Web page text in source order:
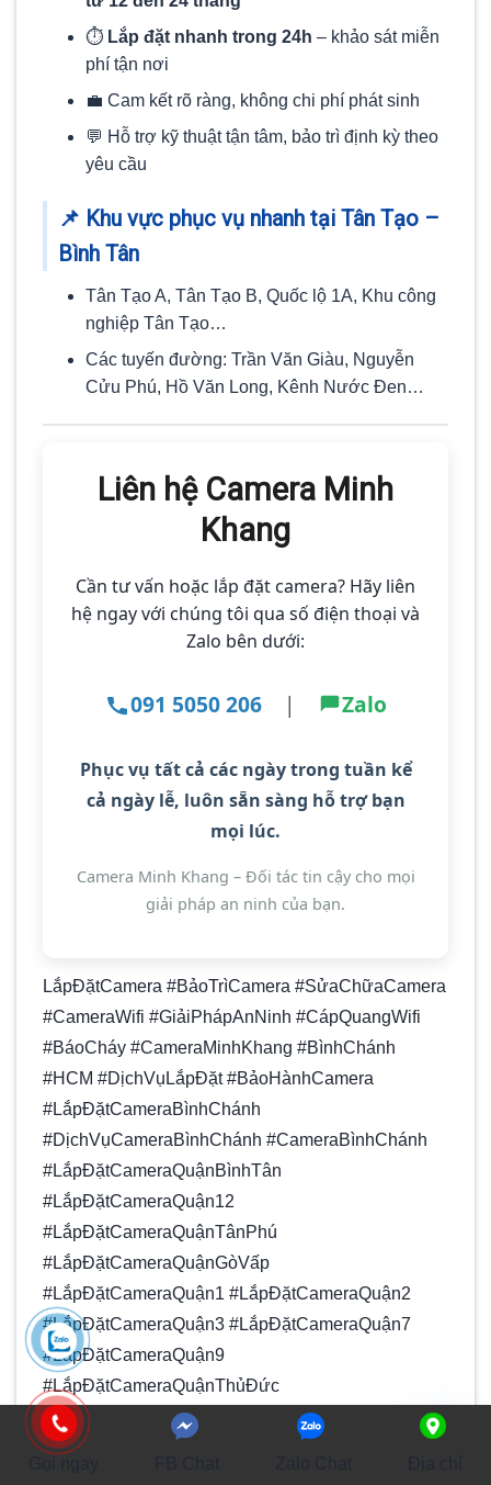
GỌI
⏱️ Lắp đặt nhanh trong 24h – khảo sát miễn
phí tận nơi
💼 Cam kết rõ ràng, không chi phí phát sinh
💬 Hỗ trợ kỹ thuật tận tâm, bảo trì định kỳ theo
yêu cầu
📌 Khu vực phục vụ nhanh tại Tân Tạo –
Bình Tân
Tân Tạo A, Tân Tạo B, Quốc lộ 1A, Khu công
nghiệp Tân Tạo…
Các tuyến đường: Trần Văn Giàu, Nguyễn
Cửu Phú, Hồ Văn Long, Kênh Nước Đen…
Liên hệ Camera Minh
Khang
Cần tư vấn hoặc lắp đặt camera? Hãy liên
hệ ngay với chúng tôi qua số điện thoại và
Zalo bên dưới:
091 5050 206 | Zalo
Phục vụ tất cả các ngày trong tuần kể
cả ngày lễ, luôn sẵn sàng hỗ trợ bạn
mọi lúc.
Camera Minh Khang – Đối tác tin cậy cho mọi
giải pháp an ninh của bạn.
LắpĐặtCamera #BảoTrìCamera #SửaChữaCamera
#CameraWifi #GiảiPhápAnNinh #CápQuangWifi
#BáoCháy #CameraMinhKhang #BìnhChánh
#HCM #DịchVụLắpĐặt #BảoHànhCamera
#LắpĐặtCameraBìnhChánh
#DịchVụCameraBìnhChánh #CameraBìnhChánh
#LắpĐặtCameraQuậnBìnhTân
#LắpĐặtCameraQuận12
#LắpĐặtCameraQuậnTânPhú
#LắpĐặtCameraQuậnGòVấp
#LắpĐặtCameraQuận1 #LắpĐặtCameraQuận2
#LắpĐặtCameraQuận3 #LắpĐặtCameraQuận7
#LắpĐặtCameraQuận9
#LắpĐặtCameraQuậnThủĐức
#LắpĐặtCameraQuậnPhúNhuận
#LắpĐặtCameraQuậnTanBinh